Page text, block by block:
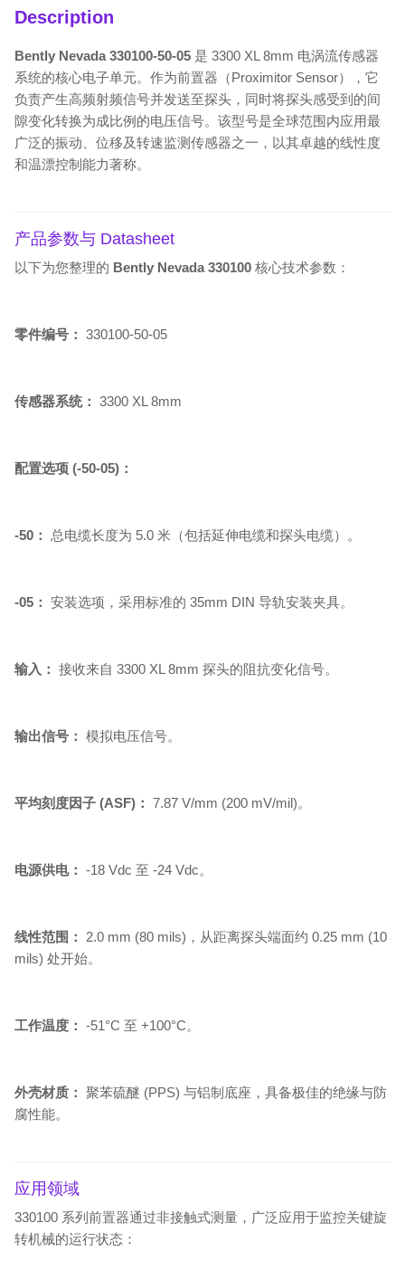
Description
Bently Nevada 330100-50-05 是 3300 XL 8mm 电涡流传感器
系统的核心电子单元。作为前置器（Proximitor Sensor），它
负责产生高频射频信号并发送至探头，同时将探头感受到的间
隙变化转换为成比例的电压信号。该型号是全球范围内应用最
广泛的振动、位移及转速监测传感器之一，以其卓越的线性度
和温漂控制能力著称。
产品参数与 Datasheet
以下为您整理的 Bently Nevada 330100 核心技术参数：
零件编号： 330100-50-05
传感器系统： 3300 XL 8mm
配置选项 (-50-05)：
-50： 总电缆长度为 5.0 米（包括延伸电缆和探头电缆）。
-05： 安装选项，采用标准的 35mm DIN 导轨安装夹具。
输入： 接收来自 3300 XL 8mm 探头的阻抗变化信号。
输出信号： 模拟电压信号。
平均刻度因子 (ASF)： 7.87 V/mm (200 mV/mil)。
电源供电： -18 Vdc 至 -24 Vdc。
线性范围：
2.0 mm (80 mils)，从距离探头端面约 0.25 mm (10
mils) 处开始。
工作温度： -51°C 至 +100°C。
外壳材质： 聚苯硫醚 (PPS) 与铝制底座，具备极佳的绝缘与防
腐性能。
应用领域
330100 系列前置器通过非接触式测量，广泛应用于监控关键旋
转机械的运行状态：